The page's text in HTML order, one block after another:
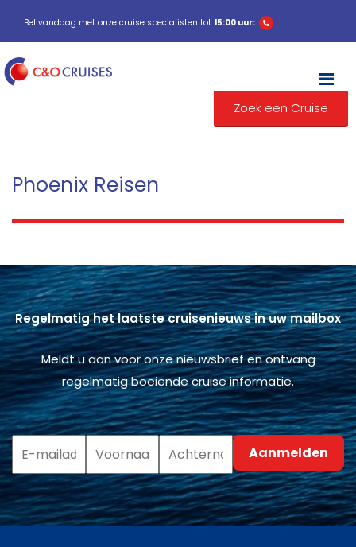
Bel vandaag met onze cruise specialisten tot 15:00 uur:
Zoek een Cruise
Phoenix Reisen
Regelmatig het laatste cruisenieuws in uw mailbox
Meldt u aan voor onze nieuwsbrief en ontvang
regelmatig boeiende cruise informatie.